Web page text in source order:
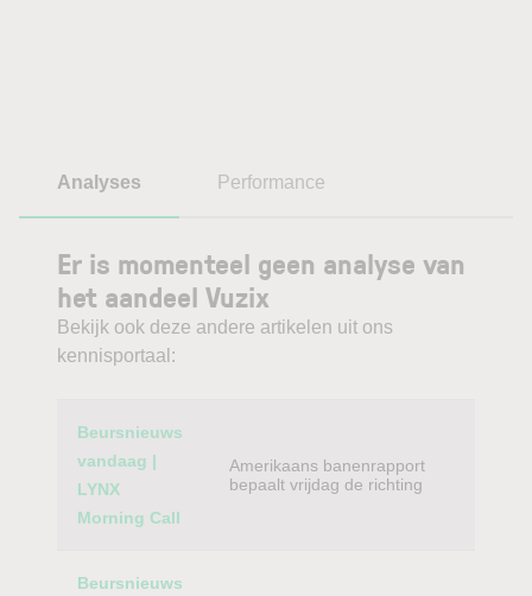
Analyses Performance
Er is momenteel geen analyse van
het aandeel Vuzix
Bekijk ook deze andere artikelen uit ons
kennisportaal:
Category
Beursnieuws
vandaag |
LYNX
Morning Call
Amerikaans banenrapport
bepaalt vrijdag de richting
Beursnieuws